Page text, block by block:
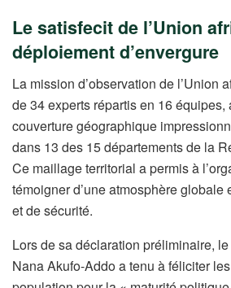
Le satisfecit de l’Union
déploiement d’envergure
La mission d’observation de l’Union
de 34 experts répartis en 16 équipes,
couverture géographique
dans 13 des 15 départements de la
Ce maillage territorial a permis à
témoigner d’une atmosphère globale
et de sécurité.
Lors de sa déclaration préliminaire,
Nana Akufo-Addo a tenu à féliciter